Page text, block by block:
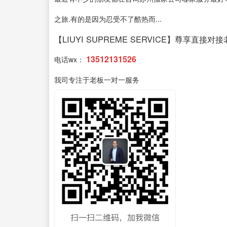
之旅.有的是因为忍受不了酷热而...
【LIUYI SUPREME SERVICE】尊享直接对接
电话wx： 13512131526
我司专注于老板一对一服务